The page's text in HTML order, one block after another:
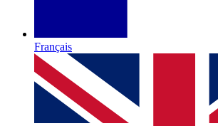
Français